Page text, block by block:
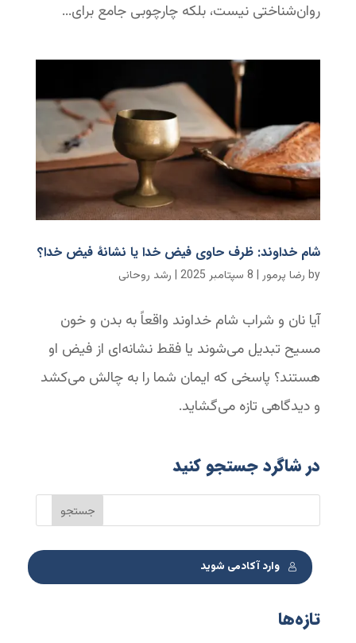
روان‌شناختی نیست، بلکه چارچوبی جامع برای...
شام خداوند: ظرف حاوی فیض خدا یا نشانۀ فیض خدا؟
by رضا پرمور| 8 سپتامبر 2025 | رشد روحانی
آیا نان و شراب شام خداوند واقعاً به بدن و خون
مسیح تبدیل می‌شوند یا فقط نشانه‌ای از فیض او
هستند؟ پاسخی که ایمان شما را به چالش می‌کشد
و دیدگاهی تازه می‌گشاید.
در شاگرد جستجو کنید
وارد آکادمی شوید
تازه‌ها